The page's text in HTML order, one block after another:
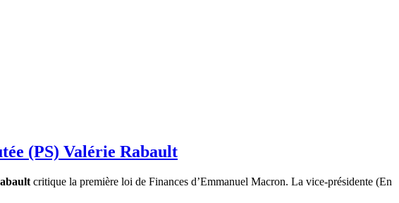
(PS) Valérie Rabault
critique la première loi de Finances d’Emmanuel Macron. La vice-présidente (En